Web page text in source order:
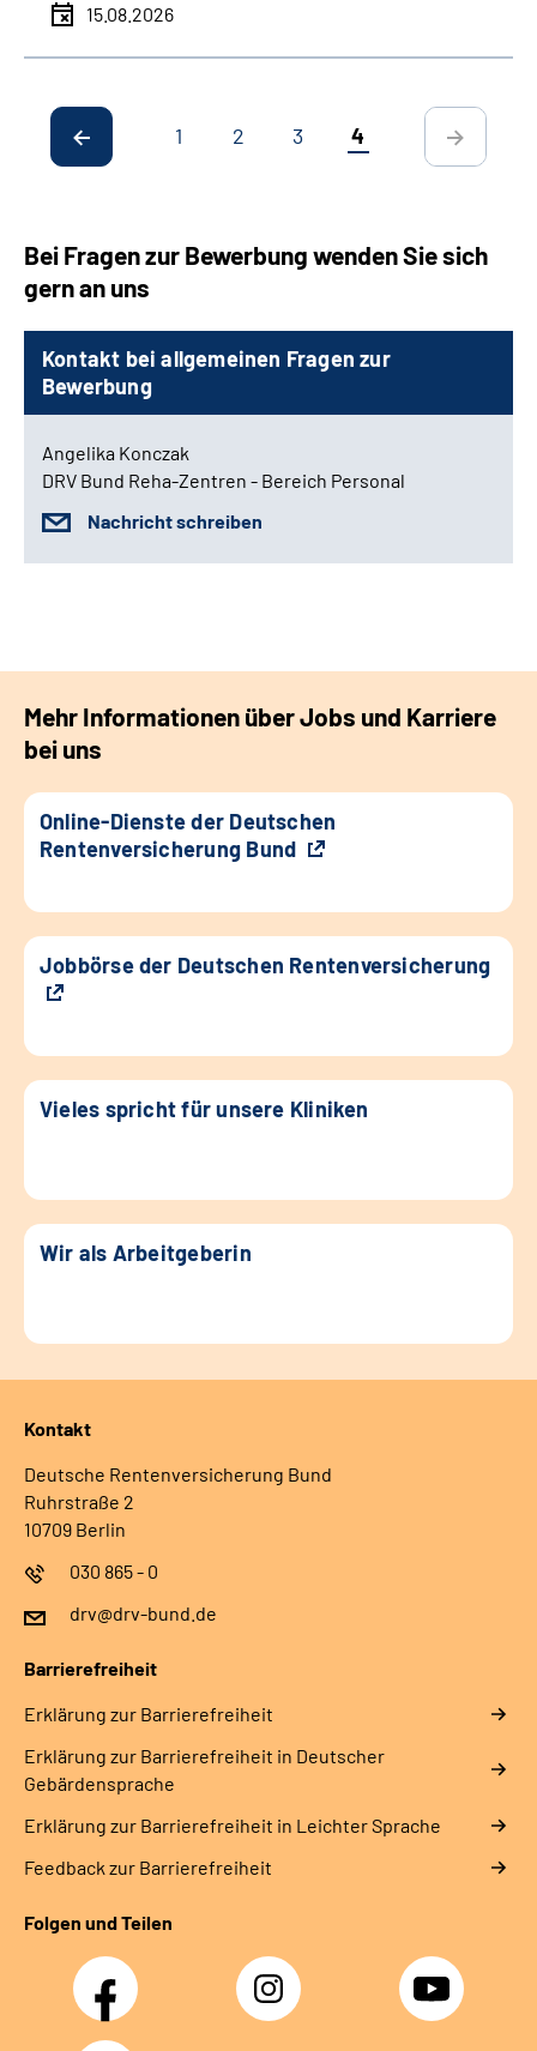
15.08.2026
1 2 3 4
Bei Fragen zur Bewerbung wenden Sie sich
gern an uns
Kontakt bei allgemeinen Fragen zur
Bewerbung
Angelika Konczak
DRV Bund Reha-Zentren - Bereich Personal
Nachricht schreiben
Mehr Informationen über Jobs und Karriere
bei uns
Online-Dienste der Deutschen
Rentenversicherung Bund
Jobbörse der Deutschen Rentenversicherung
Vieles spricht für unsere Kliniken
Wir als Arbeitgeberin
Kontakt
Deutsche Rentenversicherung Bund
Ruhrstraße 2
10709 Berlin
030 865 - 0
drv@drv-bund.de
Barrierefreiheit
Erklärung zur Barrierefreiheit
Erklärung zur Barrierefreiheit in Deutscher
Gebärdensprache
Erklärung zur Barrierefreiheit in Leichter Sprache
Feedback zur Barrierefreiheit
Folgen und Teilen
Facebook Instagram YouTube